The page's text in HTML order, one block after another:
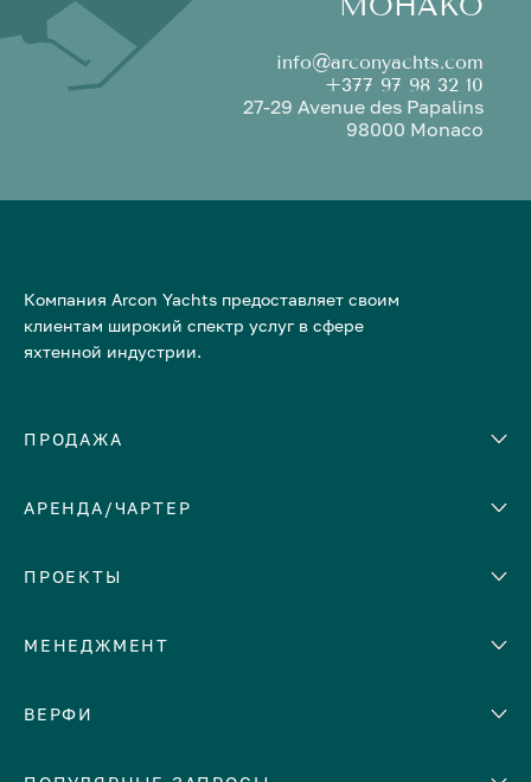
info@arconyachts.com
+377 97 98 32 10
27-29 Avenue des Papalins
98000 Monaco
Компания Arcon Yachts предоставляет своим
клиентам широкий спектр услуг в сфере
яхтенной индустрии.
ПРОДАЖА
Количество кают
АРЕНДА/ЧАРТЕР
ЕВРОПА
Греция
Испания
ПРОЕКТЫ
МЕНЕДЖМЕНТ
Помощь с продажей яхты
ВЕРФИ